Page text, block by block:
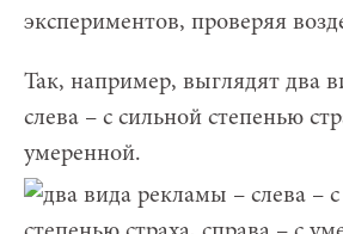
экспериментов, проверяя
Так, например, выглядят два
слева – с сильной степенью
умеренной.